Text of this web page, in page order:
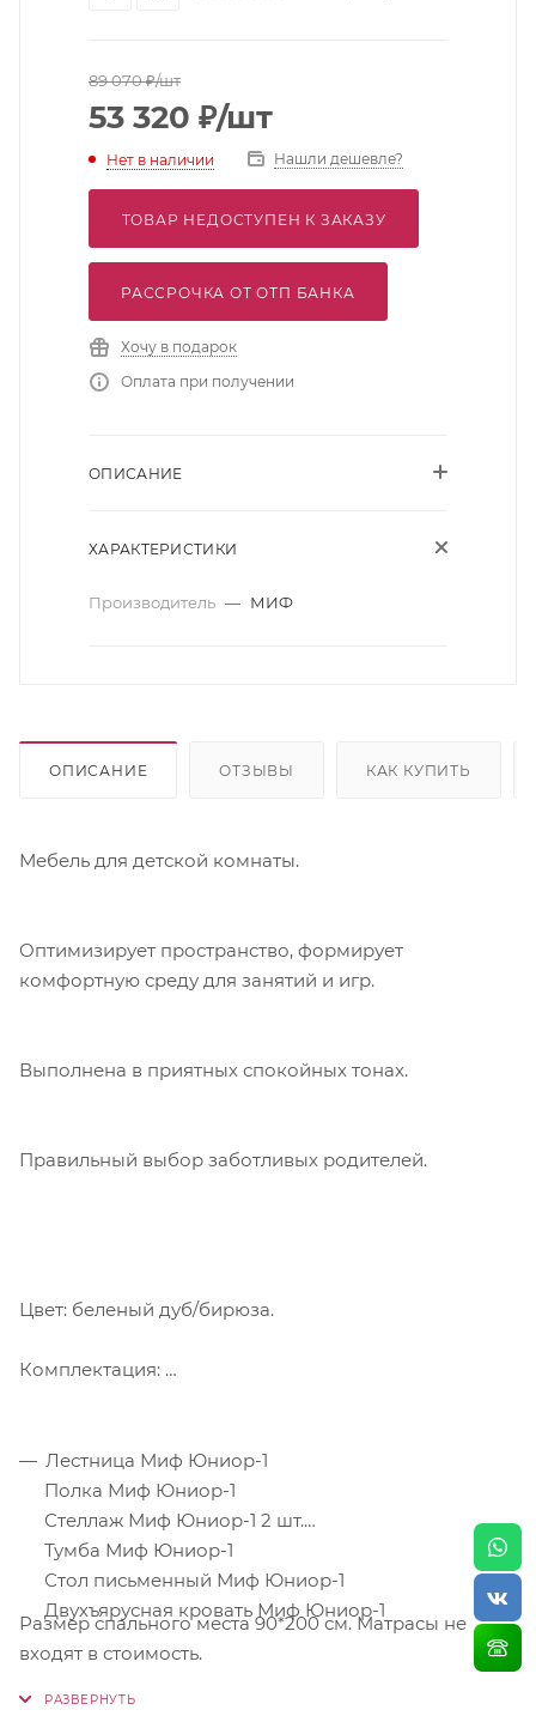
89 070₽/шт
53 320 ₽/шт
Нет в наличии Нашли дешевле?
ТОВАР НЕДОСТУПЕН К ЗАКАЗУ
РАССРОЧКА ОТ ОТП БАНКА
Хочу в подарок
Оплата при получении
ОПИСАНИЕ
ХАРАКТЕРИСТИКИ
Производитель — МИФ
ОПИСАНИЕ ОТЗЫВЫ КАК КУПИТЬ
Мебель для детской комнаты.
Оптимизирует пространство, формирует
комфортную среду для занятий и игр.
Выполнена в приятных спокойных тонах.
Правильный выбор заботливых родителей.
Цвет: беленый дуб/бирюза.
Комплектация:
Лестница Миф Юниор-1
Полка Миф Юниор-1
Стеллаж Миф Юниор-1 2 шт.
Тумба Миф Юниор-1
Стол письменный Миф Юниор-1
Двухъярусная кровать Миф Юниор-1
Размер спального места 90*200 см. Матрасы не
входят в стоимость.